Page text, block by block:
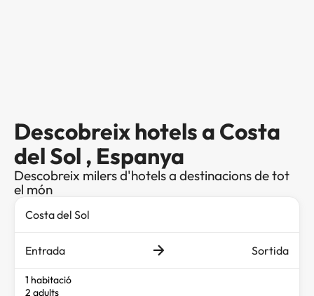
Descobreix hotels a Costa
del Sol , Espanya
Descobreix milers d'hotels a destinacions de tot
el món
Entrada Sortida
1 habitació
2 adults